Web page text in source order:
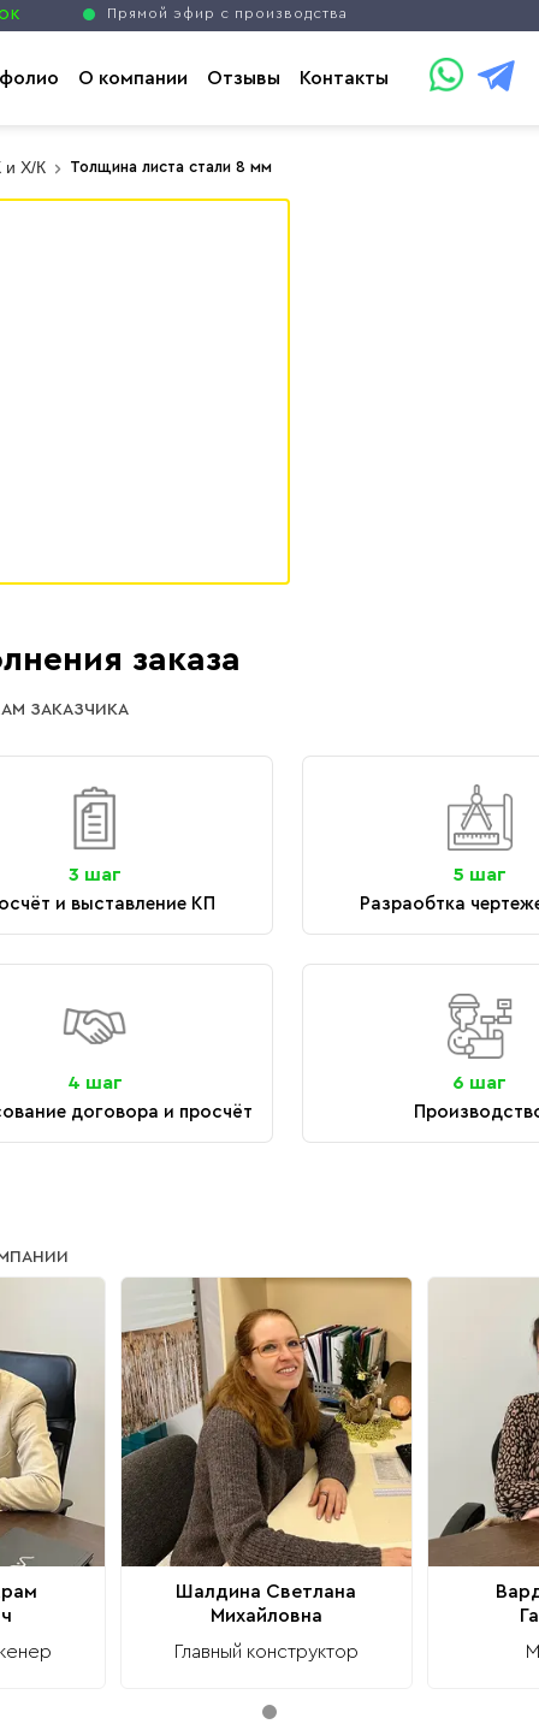
Прямой эфир с производства
О компании Отзывы Контакты
и Х/К Толщина листа стали 8 мм
заказа
ЗАКАЗЧИКА
3 шаг
и выставление КП
4 шаг
договора и просчёт
5 шаг
Разраобтка
6 шаг
Шалдина Светлана
Михайловна
Главный конструктор